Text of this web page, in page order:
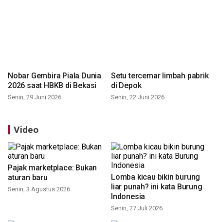
Nobar Gembira Piala Dunia
2026 saat HBKB di Bekasi
Senin, 29 Juni 2026
Setu tercemar limbah pabrik
di Depok
Senin, 22 Juni 2026
Video